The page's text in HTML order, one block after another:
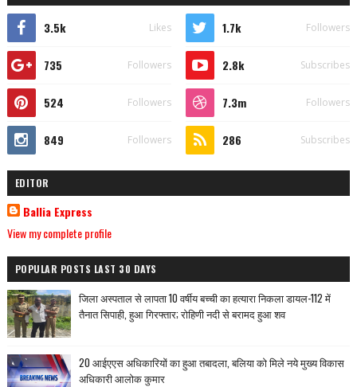
3.5k Likes 1.7k Followers
735 Followers 2.8k Subscribes
524 Followers 7.3m Followers
849 Followers 286 Subscribes
EDITOR
Ballia Express
View my complete profile
POPULAR POSTS LAST 30 DAYS
जिला अस्पताल से लापता 10 वर्षीय बच्ची का हत्यारा निकला डायल-112 में
तैनात सिपाही, हुआ गिरफ्तार; रोहिणी नदी से बरामद हुआ शव
20 आईएएस अधिकारियों का हुआ तबादला, बलिया को मिले नये मुख्य विकास
अधिकारी आलोक कुमार